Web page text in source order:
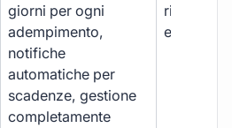
giorni per ogni
adempimento,
notifiche
automatiche per
scadenze, gestione
completamente
rischio di
e